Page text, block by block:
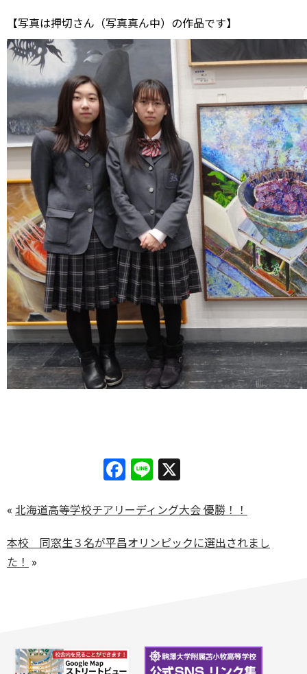
【写真は押切さん（写真真ん中）の作品です】
Facebook
Line
« 北海道高等学校チアリーディング大会 優勝！！
本校 同窓生３名が平昌オリンピックに選出されまし
た！ »